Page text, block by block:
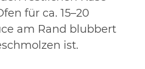
für ca. 15–20
am Rand blubbert
ist.